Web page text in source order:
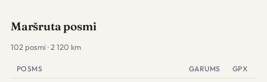
Maršruta posmi
102 posmi · 2 120 km
POSMS GARUMS GPX